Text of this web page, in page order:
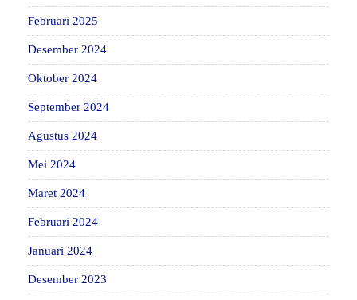
Februari 2025
Desember 2024
Oktober 2024
September 2024
Agustus 2024
Mei 2024
Maret 2024
Februari 2024
Januari 2024
Desember 2023